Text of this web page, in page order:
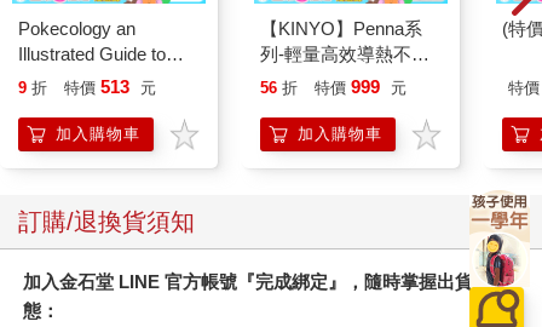
Pokecology an
Illustrated Guide to
Pokemon Ecology
Press)
9 折 特價 513 元
加入購物車
【KINYO】Penna系
列-輕量高效導熱不沾
平煎鍋30cm
56 折 特價 999 元
加入購物車
(特
特價
訂購/退換貨須知
加入金石堂 LINE 官方帳號『完成綁定』，隨時掌握出貨動
態：